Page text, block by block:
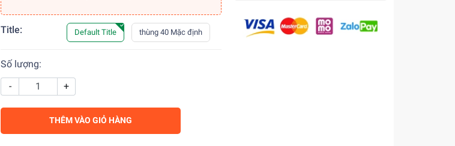
Title: Default Title thùng 40 Mặc định
Số lượng:
-
+
THÊM VÀO GIỎ HÀNG